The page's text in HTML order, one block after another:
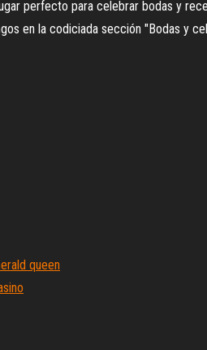
perfecto para celebrar bodas y
en la codiciada sección "Bodas y
queen